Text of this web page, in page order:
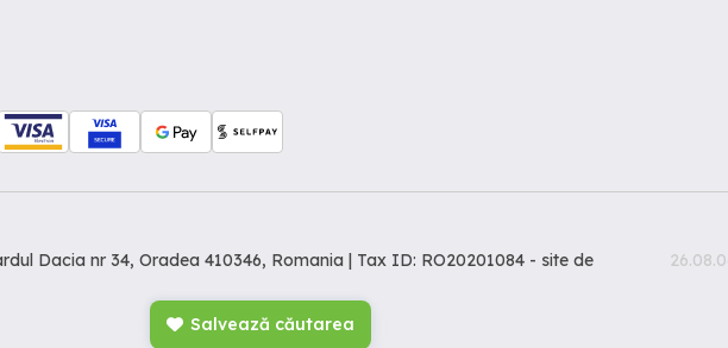
Salvează căutarea
Dacia nr 34, Oradea 410346, Romania | Tax ID: RO20201084 - site de